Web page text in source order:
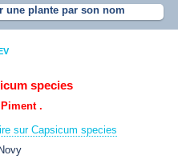
une plante par son nom
species
Piment .
sur Capsicum species
Novy